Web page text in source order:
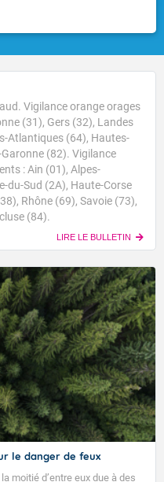
Vigilance orange orages
(31), Gers (32), Landes
Atlantiques (64), Hautes-
(82). Vigilance
: Ain (01), Alpes-
du-Sud (2A), Haute-Corse
Rhône (69), Savoie (73),
(84).
LIRE LE BULLETIN
le danger de feux
moitié d’entre eux due à des